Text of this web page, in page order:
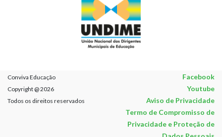
Conviva Educação Facebook
Copyright @ 2026 Youtube
Todos os direitos reservados
Aviso de Privacidade
Termo de Compromisso de
Privacidade e Proteção de